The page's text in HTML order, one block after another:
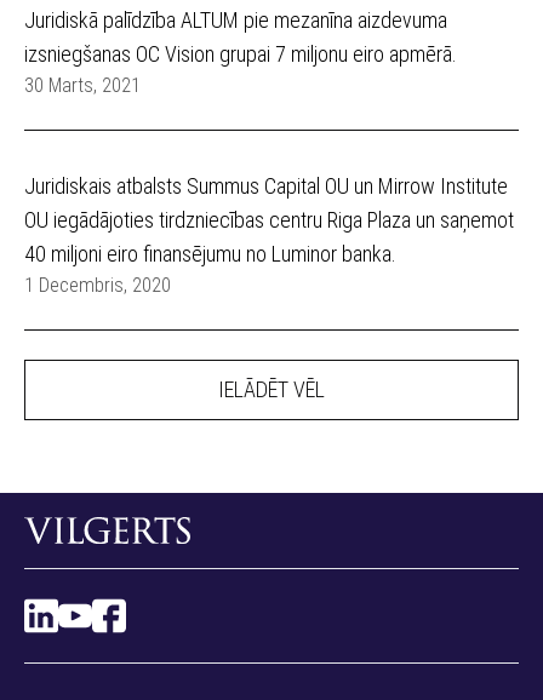
Juridiskā palīdzība ALTUM pie mezanīna aizdevuma
izsniegšanas OC Vision grupai 7 miljonu eiro apmērā.
30 Marts, 2021
Juridiskais atbalsts Summus Capital OU un Mirrow Institute
OU iegādājoties tirdzniecības centru Riga Plaza un saņemot
40 miljoni eiro finansējumu no Luminor banka.
1 Decembris, 2020
IELĀDĒT VĒL